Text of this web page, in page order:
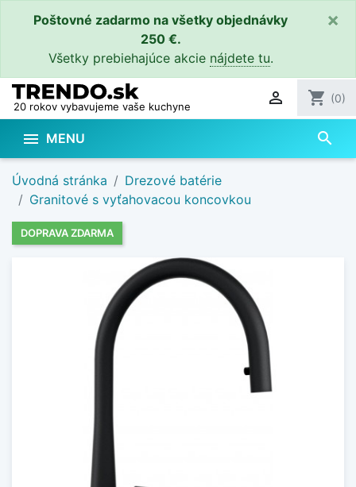
Poštovné zadarmo na všetky objednávky
250 €.
Všetky prebiehajúce akcie nájdete tu.
×
20 rokov vybavujeme vaše kuchyne  shopping_cart (0)
 MENU search
Úvodná stránka
Drezové batérie
Granitové s vyťahovacou koncovkou
DOPRAVA ZDARMA